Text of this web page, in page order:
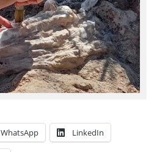
WhatsApp LinkedIn